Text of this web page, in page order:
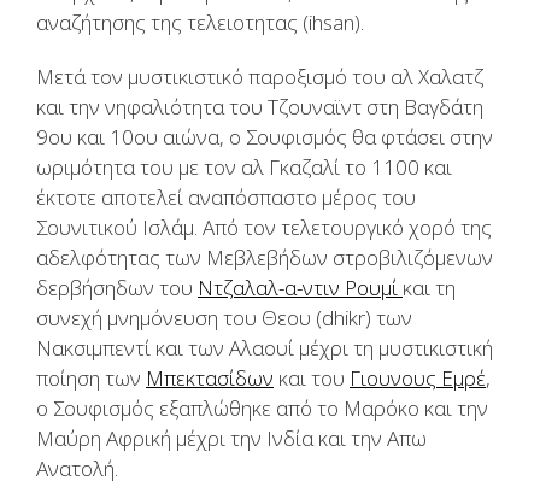
αναζήτησης της τελειοτητας (ihsan).
Μετά τον μυστικιστικό παροξισμό του αλ Χαλατζ
και την νηφαλιότητα του Τζουναϊντ στη Βαγδάτη
9ου και 10ου αιώνα, ο Σουφισμός θα φτάσει στην
ωριμότητα του με τον αλ Γκαζαλί το 1100 και
έκτοτε αποτελεί αναπόσπαστο μέρος του
Σουνιτικού Ισλάμ. Από τον τελετουργικό χορό της
αδελφότητας των Μεβλεβήδων στροβιλιζόμενων
δερβήσηδων του Ντζαλαλ-α-ντιν Ρουμί και τη
συνεχή μνημόνευση του Θεου (dhikr) των
Νακσιμπεντί και των Αλαουί μέχρι τη μυστικιστική
ποίηση των Μπεκτασίδων και του Γιουνους Εμρέ,
ο Σουφισμός εξαπλώθηκε από το Μαρόκο και την
Μαύρη Αφρική μέχρι την Ινδία και την Απω
Ανατολή.